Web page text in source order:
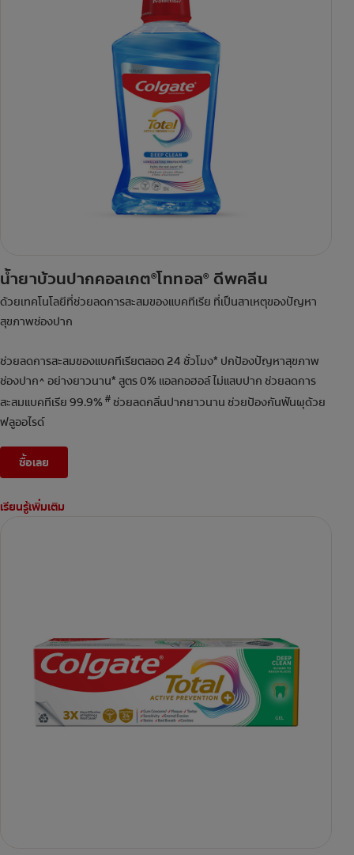
น้ำยาบ้วนปากคอลเกต®โททอล® ดีพคลีน
ด้วยเทคโนโลยีที่ช่วยลดการสะสมของแบคทีเรีย ที่เป็นสาเหตุของปัญหา
สุขภาพช่องปาก
ช่วยลดการสะสมของแบคทีเรียตลอด 24 ชั่วโมง* ปกป้องปัญหาสุขภาพ
ช่องปาก^ อย่างยาวนาน* สูตร 0% แอลกอฮอล์ ไม่แสบปาก ช่วยลดการ
สะสมแบคทีเรีย 99.9%# ช่วยลดกลิ่นปากยาวนาน ช่วยป้องกันฟันผุด้วย
ฟลูออไรด์
ซื้อเลย
เรียนรู้เพิ่มเติม